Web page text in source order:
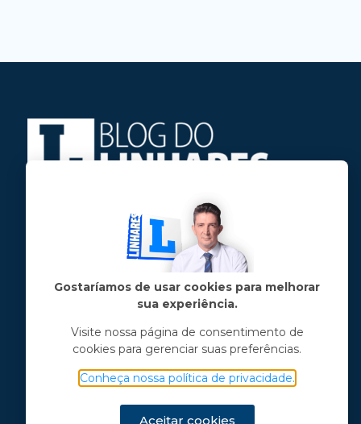
Jose Linhares Jr é maranhense.
Formado em Jornalismo, estudou filosofia
e tem pós-graduações em ciência política
e marketing político.
Menu principal
Notícias
Opinião
Chama o Linhares
Gostaríamos de usar cookies para melhorar
sua experiência.
Visite nossa página de consentimento de
cookies para gerenciar suas preferências.
Conheça nossa política de privacidade.
Aceitar cookies